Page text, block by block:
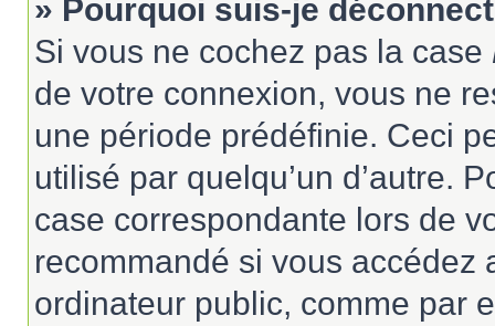
» Pourquoi suis-je
Si vous ne cochez pas la case
de votre connexion, vous ne
une période prédéfinie. Ceci
utilisé par quelqu’un d’autre.
case correspondante lors de
recommandé si vous accédez
ordinateur public, comme par